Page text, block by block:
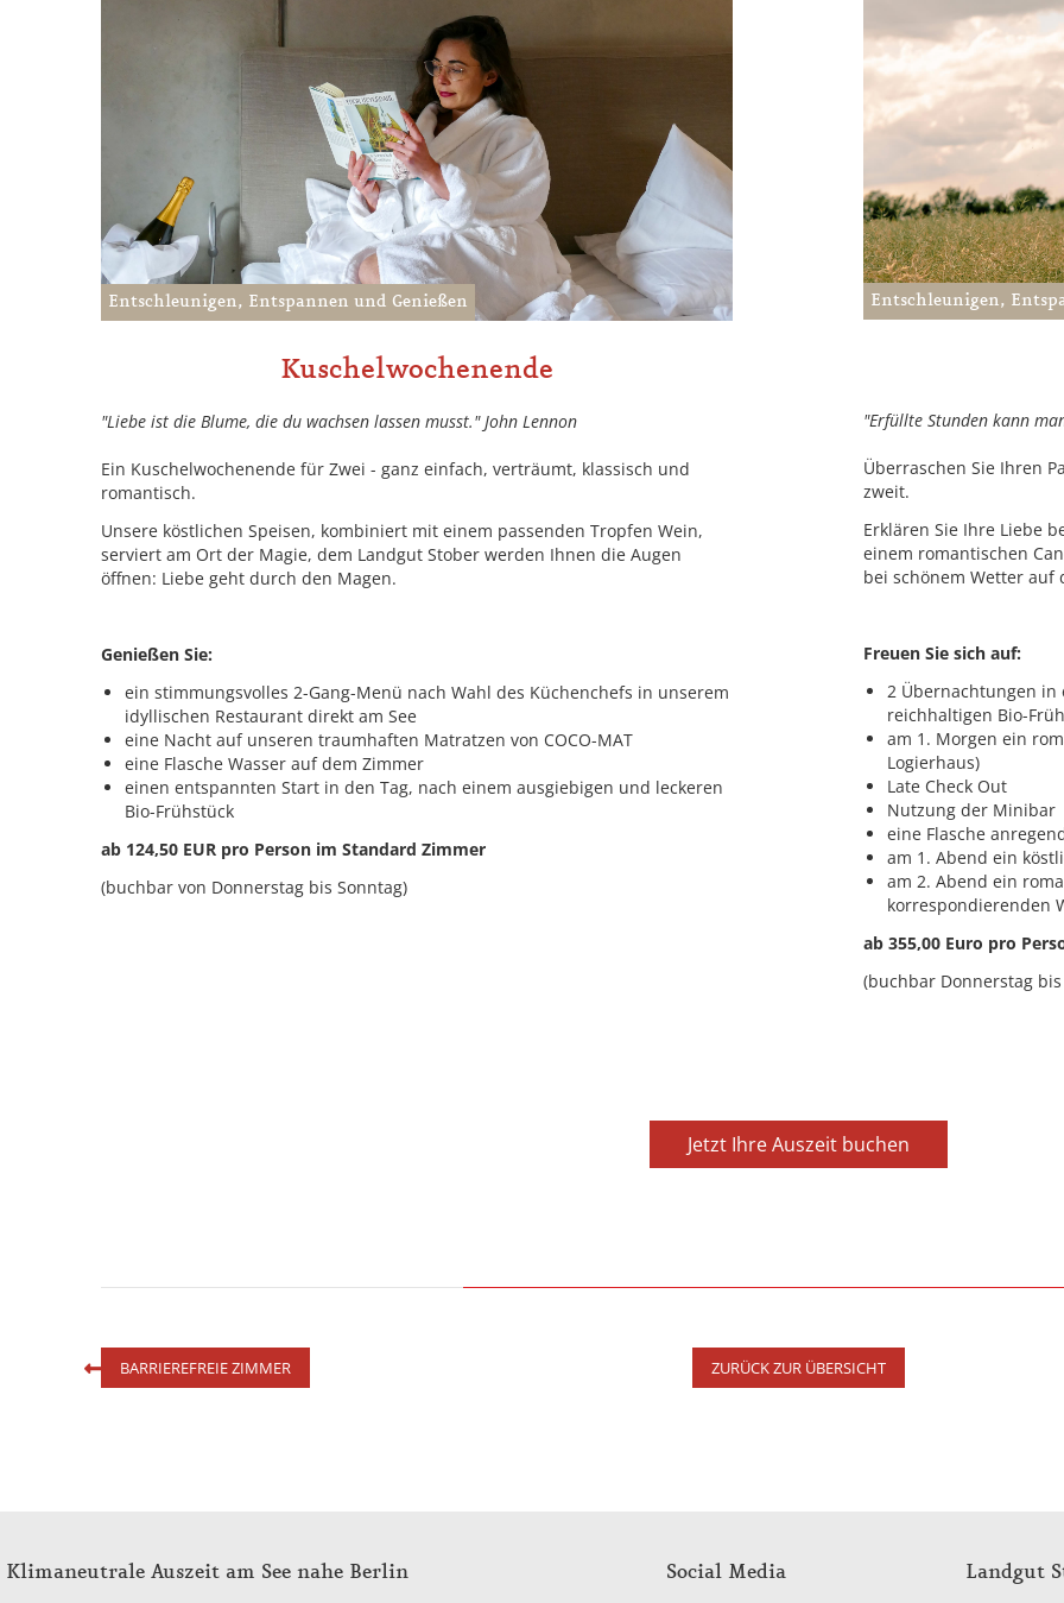
Entschleunigen, Entspannen und Genießen
Kuschelwochenende
"Liebe ist die Blume, die du wachsen lassen musst." John Lennon
Ein Kuschelwochenende für Zwei - ganz einfach, verträumt, klassisch und
romantisch.
Unsere köstlichen Speisen, kombiniert mit einem passenden Tropfen Wein,
serviert am Ort der Magie, dem Landgut Stober werden Ihnen die Augen
öffnen: Liebe geht durch den Magen.
Genießen Sie:
ein stimmungsvolles 2-Gang-Menü nach Wahl des Küchenchefs in unserem
idyllischen Restaurant direkt am See
eine Nacht auf unseren traumhaften Matratzen von COCO-MAT
eine Flasche Wasser auf dem Zimmer
einen entspannten Start in den Tag, nach einem ausgiebigen und leckeren
Bio-Frühstück
ab 124,50 EUR pro Person im Standard Zimmer
(buchbar von Donnerstag bis Sonntag)
Entschleunigen,
"Erfüllte Stunden kann
Überraschen Sie Ihren
zweit.
Erklären Sie Ihre Liebe
einem romantischen
bei schönem Wetter auf
Freuen Sie sich auf:
2 Übernachtungen
reichhaltigen Bio-
am 1. Morgen ein
Logierhaus)
Late Check Out
Nutzung der Minibar
eine Flasche
am 1. Abend ein
am 2. Abend ein
korrespondierenden
ab 355,00 Euro pro
(buchbar Donnerstag
Jetzt Ihre Auszeit buchen
BARRIEREFREIE ZIMMER ZURÜCK ZUR ÜBERSICHT
Klimaneutrale Auszeit am See nahe Berlin Social Media Landgut